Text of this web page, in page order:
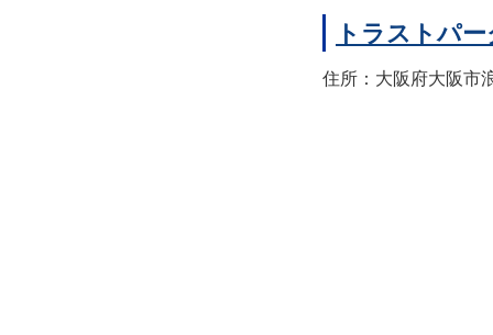
トラストパ
住所：大阪府大阪市